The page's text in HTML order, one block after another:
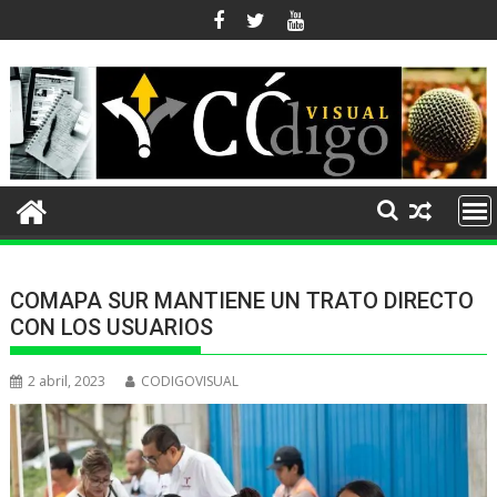
al
contenido
COMAPA SUR MANTIENE UN TRATO DIRECTO
CON LOS USUARIOS
2 abril, 2023 CODIGOVISUAL